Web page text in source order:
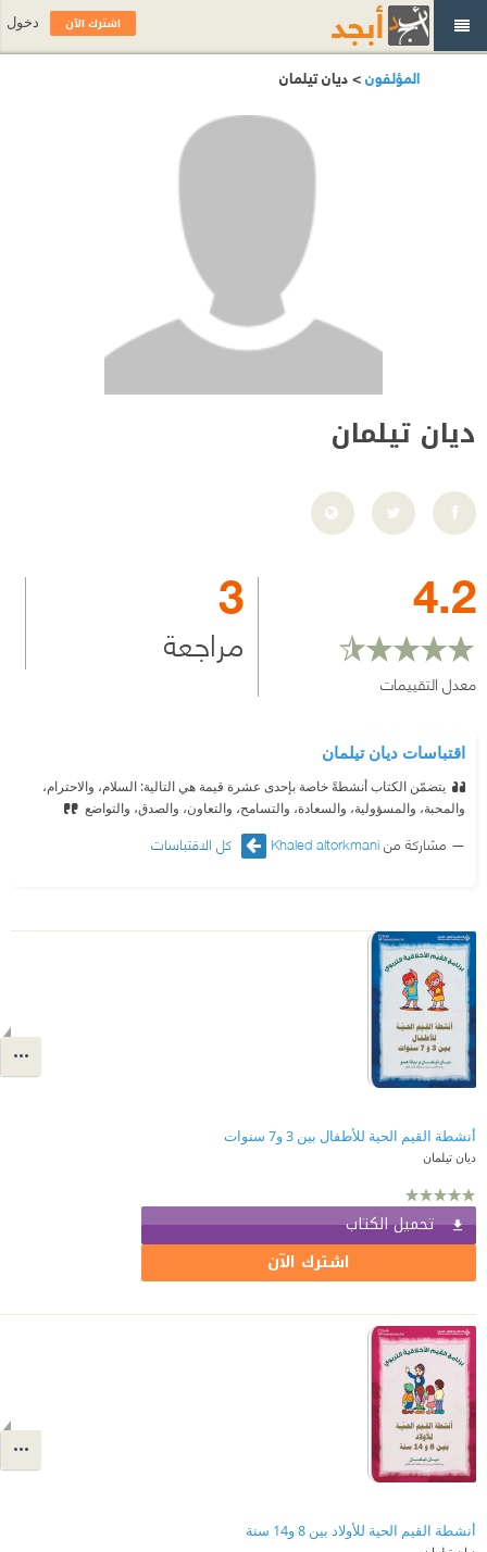
المؤلفون> ديان تيلمان
ديان تيلمان
4.2
معدل التقييمات
3
مراجعة
اقتباسات ديان تيلمان
يتضمّن الكتاب أنشطةً خاصة بإحدى عشرة قيمة هي التالية: السلام، والاحترام،
والمحبة، والمسؤولية، والسعادة، والتسامح، والتعاون، والصدق، والتواضع
مشاركة منKhaled altorkmani كل الاقتباسات
أنشطة القيم الحية للأطفال بين 3 و7 سنوات
ديان تيلمان
تحميل الكتاب
اشترك الآن
أنشطة القيم الحية للأولاد بين 8 و14 سنة
اشترك الآن دخول